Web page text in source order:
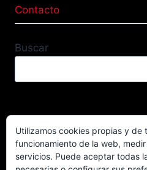
Contacto
Buscar
Facebook
Utilizamos cookies propias y
funcionamiento de la web,
servicios. Puede aceptar todas